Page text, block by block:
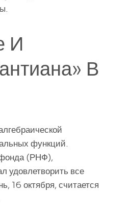
И
В
функций.
фонда (РНФ),
все
16 октября, считается